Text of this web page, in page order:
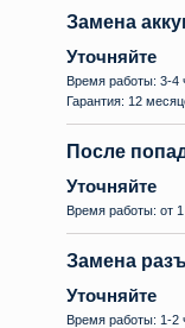
Замена
Уточняйте
Время работы: 3-4
Гарантия: 12
После
Уточняйте
Время работы: от
Замена
Уточняйте
Время работы: 1-2